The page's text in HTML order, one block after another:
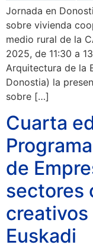
Jornada en
sobre vivienda
medio rural de la
2025, de 11:30 a
Arquitectura de la
Donostia) la
sobre […]
Cuarta
de
sectores
creativos
Euskadi